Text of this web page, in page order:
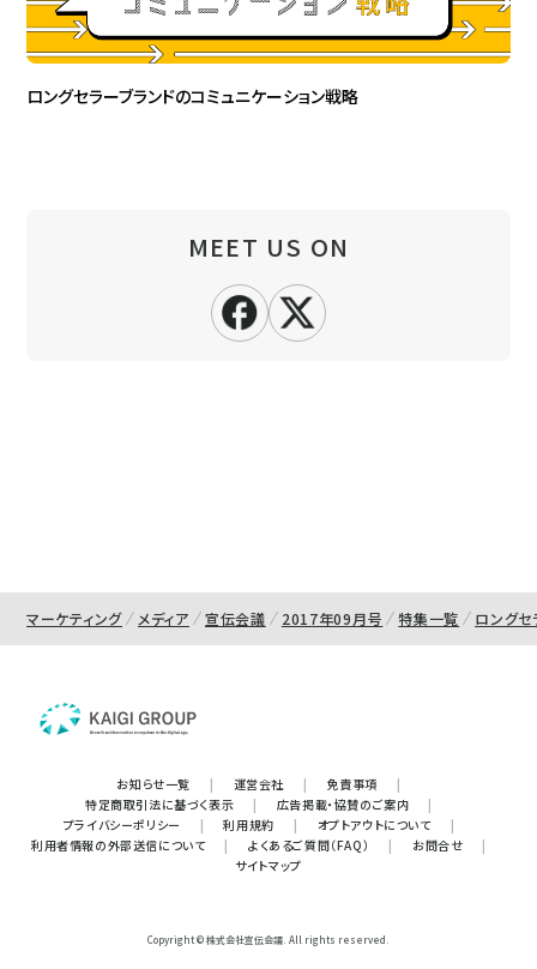
ロングセラーブランドのコミュニケーション戦略
MEET US ON
マーケティング メディア 宣伝会議 2017年09月号 特集一覧 ロングセ
お知らせ一覧 | 運営会社 | 免責事項
|
特定商取引法に基づく表示
| 広告掲載・協賛のご案内
|
プライバシーポリシー
| 利用規約 | オプトアウトについて
|
利用者情報の外部送信について
| よくあるご質問（FAQ） | お問合せ
|
サイトマップ
Copyright © 株式会社宣伝会議. All rights reserved.